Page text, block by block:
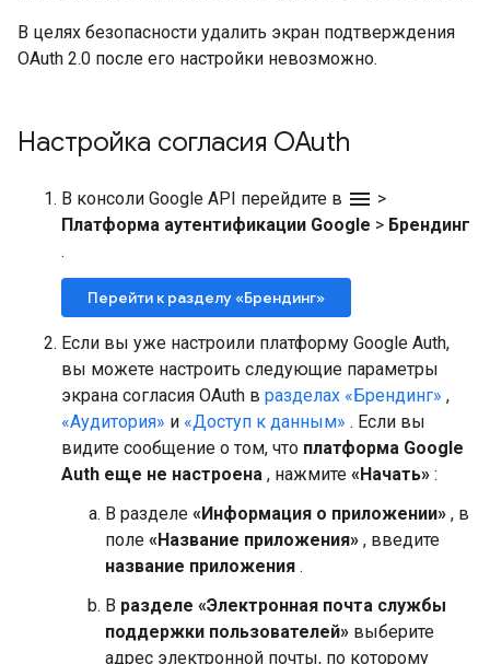
В целях безопасности удалить экран подтверждения
OAuth 2.0 после его настройки невозможно.
Настройка согласия OAuth
В консоли Google API перейдите в menu >
Платформа аутентификации Google > Брендинг
.
Перейти к разделу «Брендинг»
Если вы уже настроили платформу Google Auth,
вы можете настроить следующие параметры
экрана согласия OAuth в разделах «Брендинг» ,
«Аудитория» и «Доступ к данным» . Если вы
видите сообщение о том, что платформа Google
Auth еще не настроена , нажмите «Начать» :
В разделе «Информация о приложении» , в
поле «Название приложения» , введите
название приложения .
В разделе «Электронная почта службы
поддержки пользователей» выберите
адрес электронной почты, по которому